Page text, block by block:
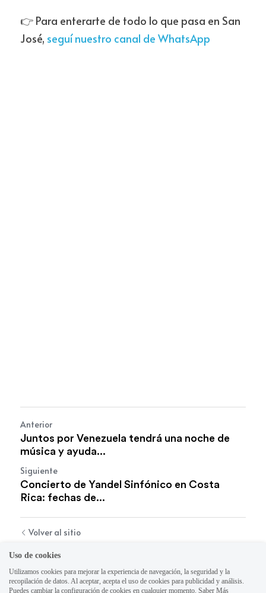
👉 Para enterarte de todo lo que pasa en San
José, seguí nuestro canal de WhatsApp
Anterior
Juntos por Venezuela tendrá una noche de
música y ayuda...
Siguiente
Concierto de Yandel Sinfónico en Costa
Rica: fechas de...
Volver al sitio
Uso de cookies
Utilizamos cookies para mejorar la experiencia de navegación, la seguridad y la
recopilación de datos. Al aceptar, acepta el uso de cookies para publicidad y análisis.
Puedes cambiar la configuración de cookies en cualquier momento. Saber Más